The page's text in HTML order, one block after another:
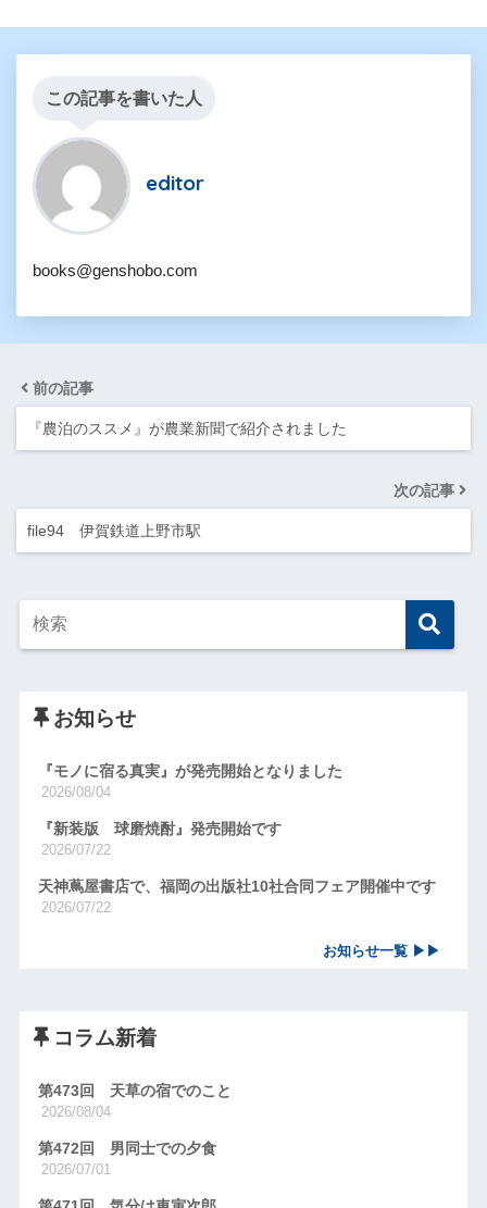
この記事を書いた人
editor
books@genshobo.com
前の記事
『農泊のススメ』が農業新聞で紹介されました
次の記事
file94 伊賀鉄道上野市駅
お知らせ
『モノに宿る真実』が発売開始となりました
2026/08/04
『新装版 球磨焼酎』発売開始です
2026/07/22
天神蔦屋書店で、福岡の出版社10社合同フェア開催中です
2026/07/22
お知らせ一覧 ▶▶
コラム新着
第473回 天草の宿でのこと
2026/08/04
第472回 男同士での夕食
2026/07/01